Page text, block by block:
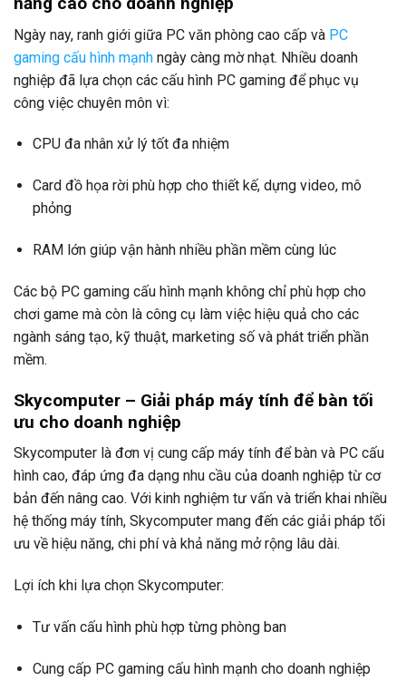
Ngày nay, ranh giới giữa PC văn phòng cao cấp và PC
gaming cấu hình mạnh ngày càng mờ nhạt. Nhiều doanh
nghiệp đã lựa chọn các cấu hình PC gaming để phục vụ
công việc chuyên môn vì:
CPU đa nhân xử lý tốt đa nhiệm
Card đồ họa rời phù hợp cho thiết kế, dựng video, mô
phỏng
RAM lớn giúp vận hành nhiều phần mềm cùng lúc
Các bộ PC gaming cấu hình mạnh không chỉ phù hợp cho
chơi game mà còn là công cụ làm việc hiệu quả cho các
ngành sáng tạo, kỹ thuật, marketing số và phát triển phần
mềm.
Skycomputer – Giải pháp máy tính để bàn tối
ưu cho doanh nghiệp
Skycomputer là đơn vị cung cấp máy tính để bàn và PC cấu
hình cao, đáp ứng đa dạng nhu cầu của doanh nghiệp từ cơ
bản đến nâng cao. Với kinh nghiệm tư vấn và triển khai nhiều
hệ thống máy tính, Skycomputer mang đến các giải pháp tối
ưu về hiệu năng, chi phí và khả năng mở rộng lâu dài.
Lợi ích khi lựa chọn Skycomputer:
Tư vấn cấu hình phù hợp từng phòng ban
Cung cấp PC gaming cấu hình mạnh cho doanh nghiệp